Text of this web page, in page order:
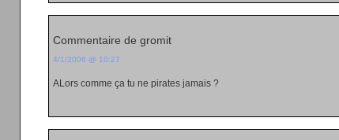
Commentaire de gromit
4/1/2006 @ 10:27
ALors comme ça tu ne pirates jamais ?